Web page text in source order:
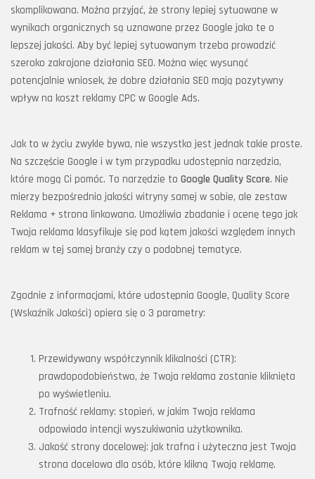
skomplikowana. Można przyjąć, że strony lepiej sytuowane w
wynikach organicznych są uznawane przez Google jako te o
lepszej jakości. Aby być lepiej sytuowanym trzeba prowadzić
szeroko zakrojone działania SEO. Można więc wysunąć
potencjalnie wniosek, że dobre działania SEO mają pozytywny
wpływ na koszt reklamy CPC w Google Ads.
Jak to w życiu zwykle bywa, nie wszystko jest jednak takie proste.
Na szczęście Google i w tym przypadku udostępnia narzędzia,
które mogą Ci pomóc. To narzędzie to Google Quality Score. Nie
mierzy bezpośrednio jakości witryny samej w sobie, ale zestaw
Reklama + strona linkowana. Umożliwia zbadanie i ocenę tego jak
Twoja reklama klasyfikuje się pod kątem jakości względem innych
reklam w tej samej branży czy o podobnej tematyce.
Zgodnie z informacjami, które udostępnia Google, Quality Score
(Wskaźnik Jakości) opiera się o 3 parametry:
Przewidywany współczynnik klikalności (CTR):
prawdopodobieństwo, że Twoja reklama zostanie kliknięta
po wyświetleniu.
Trafność reklamy: stopień, w jakim Twoja reklama
odpowiada intencji wyszukiwania użytkownika.
Jakość strony docelowej: jak trafna i użyteczna jest Twoja
strona docelowa dla osób, które klikną Twoją reklamę.